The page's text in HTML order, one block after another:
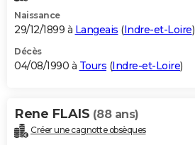
Naissance
29/12/1899 à Langeais (Indre-et-Loire)
Décès
04/08/1990 à Tours (Indre-et-Loire)
Rene FLAIS (88 ans)
Créer une cagnotte obsèques